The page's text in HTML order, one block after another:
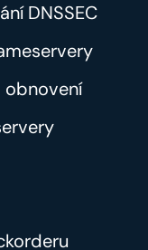
DNSSEC